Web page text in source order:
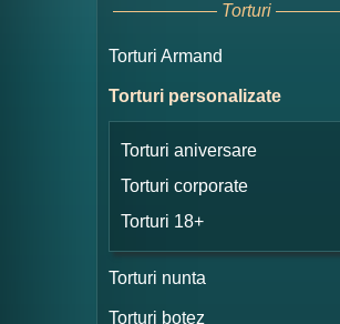
Torturi
Torturi Armand
Torturi personalizate
Torturi aniversare
Torturi corporate
Torturi 18+
Torturi nunta
Torturi botez